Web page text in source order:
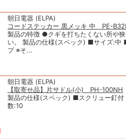
朝日電器 (ELPA)
コードステッカー 黒メッキ 中 PE-
製品の特徴 ●クギを打ちたくない所や
い。 製品の仕様(スペック) ■サイズ:
プ ※そ...
朝日電器 (ELPA)
【取寄せ品】片サドル(小) PH-100NH
製品の仕様(スペック) ■スクリュー釘
数:10